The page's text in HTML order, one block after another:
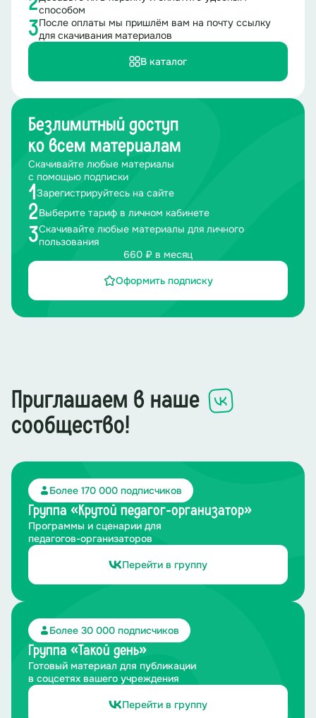
Ведущий 1:Сейчас мы приглашаем на сцену для
вручения паспортов юным гражданам Российской
Федерации:
Название должности и ФИО второго почетного
(Название должности и ФИО третьего
Движения Первых, если таковой имеется)
На сцену поднимаются почетные гости, вручающие
паспорта.
способом
3После оплаты мы пришлём вам на почту ссылку
для скачивания материалов
В каталог
Безлимитный доступ
ко всем материалам
Скачивайте любые материалы
с помощью подписки
1 Зарегистрируйтесь на сайте
2Выберите тариф в личном кабинете
3Скачивайте любые материалы для личного
пользования
660 ₽ в месяц
Оформить подписку
Приглашаем в наше
сообщество!
Более 170 000 подписчиков
Группа «Крутой педагог-организатор»
Программы и сценарии для
педагогов-организаторов
Перейти в группу
Более 30 000 подписчиков
Группа «Такой день»
Готовый материал для публикации
в соцсетях вашего учреждения
Перейти в группу